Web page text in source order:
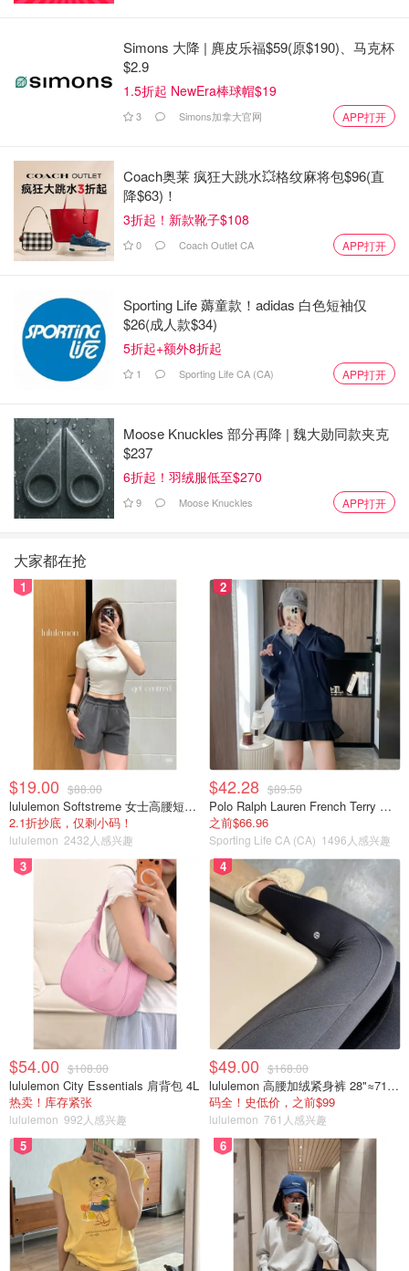
Simons 大降 | 麂皮乐福$59(原$190)、马克杯
$2.9
1.5折起 NewEra棒球帽$19
3 Simons加拿大官网 APP打开
Coach奥莱 疯狂大跳水💥格纹麻将包$96(直
降$63)！
3折起！新款靴子$108
0 Coach Outlet CA APP打开
Sporting Life 薅童款！adidas 白色短袖仅
$26(成人款$34)
5折起+额外8折起
1 Sporting Life CA (CA) APP打开
Moose Knuckles 部分再降 | 魏大勋同款夹克
$237
6折起！羽绒服低至$270
9 Moose Knuckles APP打开
大家都在抢
1
$19.00 $88.00
lululemon Softstreme 女士高腰短裤 10cm
2.1折抄底，仅剩小码！
lululemon 2432人感兴趣
2
$42.28 $89.50
Polo Ralph Lauren French Terry 女童连帽卫衣 7-16码
之前$66.96
Sporting Life CA (CA) 1496人感兴趣
3
$54.00 $108.00
lululemon City Essentials 肩背包 4L
热卖！库存紧张
lululemon 992人感兴趣
4
$49.00 $168.00
lululemon 高腰加绒紧身裤 28"≈71cm 5个口袋
码全！史低价，之前$99
lululemon 761人感兴趣
5 6